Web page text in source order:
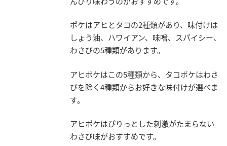
ポケはアヒとタコの2種類があり、味付けは
しょう油、ハワイアン、味噌、スパイシー、
わさびの5種類があります。
アヒポケはこの5種類から、タコポケはわさ
びを除く4種類からお好きな味付けが選べま
す。
アヒポケはぴりっとした刺激がたまらない
わさび味がおすすめです。